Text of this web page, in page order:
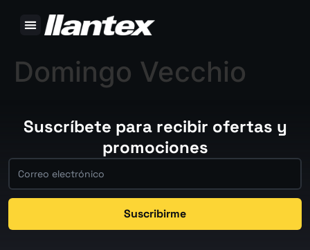
Domingo Vecchio
Suscríbete para recibir ofertas y
promociones
Suscribirme